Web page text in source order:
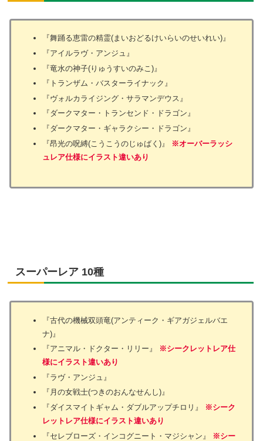
『舞踊る恵雷の精霊(まいおどるけいらいのせいれい)』
『アイルラヴ・アンジュ』
『竜水の神子(りゅうすいのみこ)』
『トランザム・バスターライナック』
『ヴォルカライジング・サラマンデウス』
『ダークマター・トランセンド・ドラゴン』
『ダークマター・ギャラクシー・ドラゴン』
『昂光の呪縛(こうこうのじゅばく)』
※オーバーラッシ
ュレア仕様にイラスト違いあり
スーパーレア 10種
『古代の機械双頭竜(アンティーク・ギアガジェルバエ
ナ)』
『アニマル・ドクター・リリー』
※シークレットレア仕
様にイラスト違いあり
『ラヴ・アンジュ』
『月の女戦士(つきのおんなせんし)』
『ダイスマイトギャム・ダブルアップチロリ』
※シーク
レットレア仕様にイラスト違いあり
『セレブローズ・インコグニート・マジシャン』
※シー